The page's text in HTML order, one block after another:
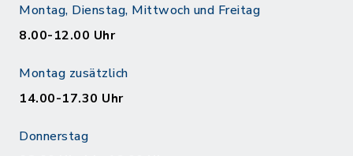
Montag, Dienstag, Mittwoch und Freitag
8.00-12.00 Uhr
Montag zusätzlich
14.00-17.30 Uhr
Donnerstag